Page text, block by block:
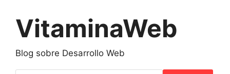
contenido
VitaminaWeb
Blog sobre Desarrollo Web